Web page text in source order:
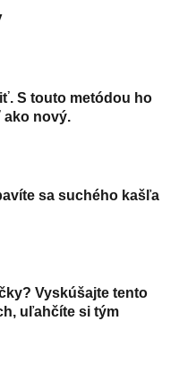
S touto metódou ho
ako nový.
sa suchého kašľa
Vyskúšajte tento
uľahčíte si tým